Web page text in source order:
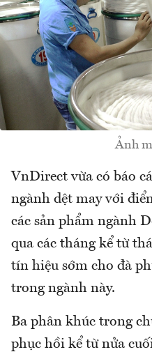
Ảnh
VnDirect vừa có báo
ngành dệt may với
các sản phẩm ngành
qua các tháng kể từ
tín hiệu sớm cho đà
trong ngành này.
Ba phân khúc trong
phục hồi kể từ nửa